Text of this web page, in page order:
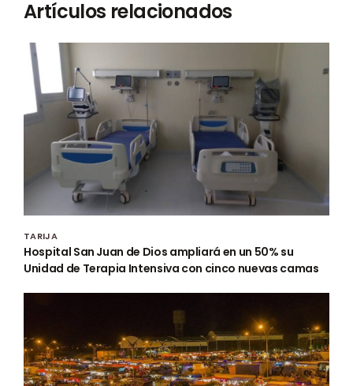
Artículos relacionados
TARIJA
Hospital San Juan de Dios ampliará en un 50% su
Unidad de Terapia Intensiva con cinco nuevas camas